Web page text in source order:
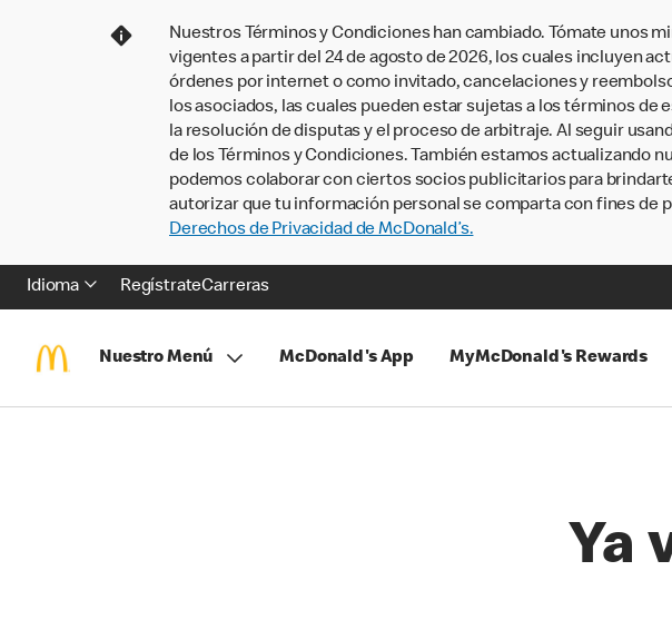
Nuestros Términos y Condiciones han cambiado. Tómate unos
vigentes a partir del 24 de agosto de 2026, los cuales incluyen
órdenes por internet o como invitado, cancelaciones y
los asociados, las cuales pueden estar sujetas a los términos
la resolución de disputas y el proceso de arbitraje. Al seguir
de los Términos y Condiciones. También estamos actualizando
podemos colaborar con ciertos socios publicitarios para
autorizar que tu información personal se comparta con fines de
Derechos de Privacidad de McDonald’s.
Idioma RegístrateCarreras
Nuestro Menú McDonald's App MyMcDonald's Rewards
Ya